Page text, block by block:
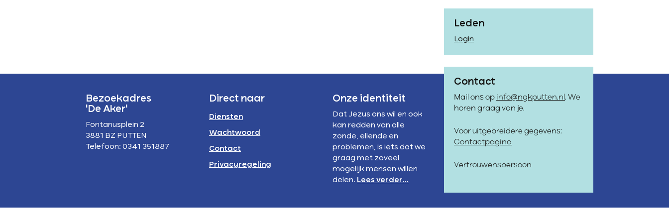
Leden
Login
Contact
Mail ons op info@ngkputten.nl . We
horen graag van je.
Voor uitgebreidere gegevens:
Contactpagina
Vertrouwenspersoon
Bezoekadres
'De Aker'
Fontanusplein 2
3881 BZ PUTTEN
Telefoon: 0341 351887
Direct naar
Diensten
Wachtwoord
Contact
Privacyregeling
Onze identiteit
Dat Jezus ons wil en ook
kan redden van alle
zonde, ellende en
problemen, is iets dat we
graag met zoveel
mogelijk mensen willen
delen. Lees verder...